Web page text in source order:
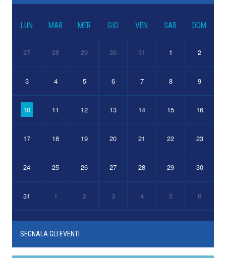
LUN MAR MER GIO VEN SAB DOM
27 28 29 30 31 1 2
3 4 5 6 7 8 9
10 11 12 13 14 15 16
17 18 19 20 21 22 23
24 25 26 27 28 29 30
31 1 2 3 4 5 6
SEGNALA GLI EVENTI